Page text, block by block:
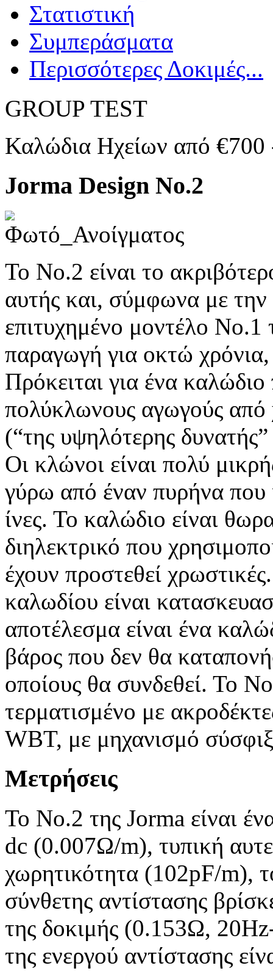
Στατιστική
Συμπεράσματα
Περισσότερες Δοκιμές...
GROUP TEST
Καλώδια Ηχείων από €700
Jorma Design No.2
Το No.2 είναι το
αυτής και, σύμφωνα με την
επιτυχημένο μοντέλο No.1
παραγωγή για οκτώ
Πρόκειται για ένα
πολύκλωνους αγωγούς
(“της υψηλότερης
Οι κλώνοι είναι πολύ
γύρω από έναν πυρήνα που
ίνες. Το καλώδιο είναι
διηλεκτρικό που
έχουν προστεθεί
καλωδίου είναι
αποτέλεσμα είναι ένα
βάρος που δεν θα
οποίους θα συνδεθεί. Το
τερματισμένο με
WBT, με μηχανισμό
Μετρήσεις
To No.2 της Jorma είναι
dc (0.007Ω/m), τυπική
χωρητικότητα (102pF/m),
σύνθετης αντίστασης
της δοκιμής (0.153Ω,
της ενεργού αντίστασης